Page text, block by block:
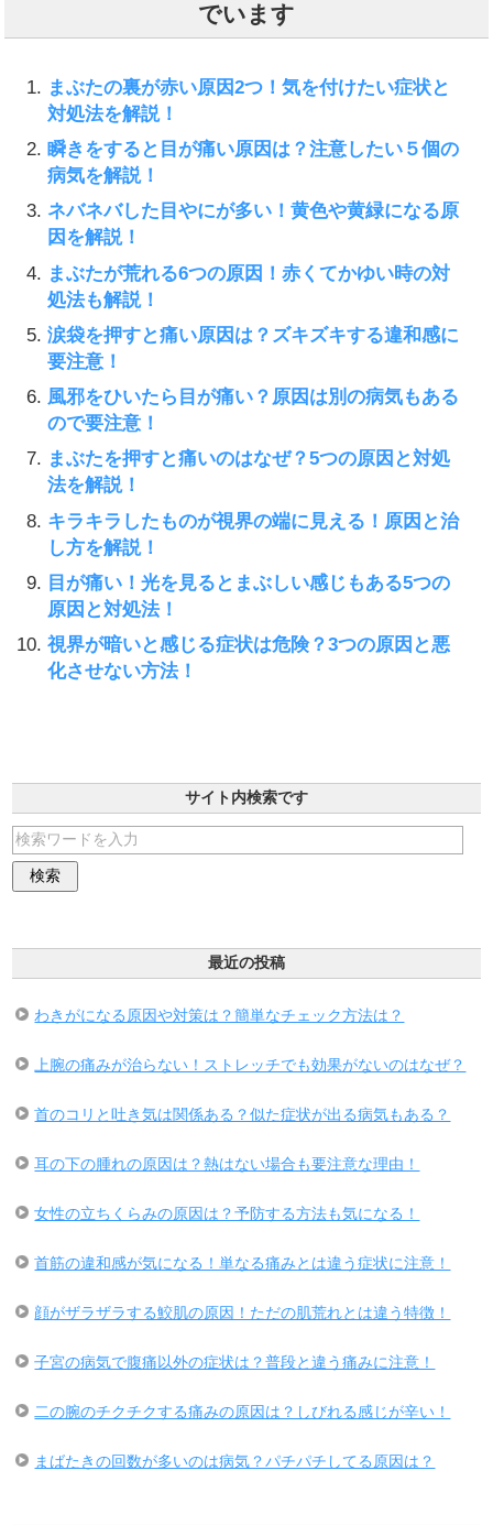
でいます
まぶたの裏が赤い原因2つ！気を付けたい症状と
対処法を解説！
瞬きをすると目が痛い原因は？注意したい５個の
病気を解説！
ネバネバした目やにが多い！黄色や黄緑になる原
因を解説！
まぶたが荒れる6つの原因！赤くてかゆい時の対
処法も解説！
涙袋を押すと痛い原因は？ズキズキする違和感に
要注意！
風邪をひいたら目が痛い？原因は別の病気もある
ので要注意！
まぶたを押すと痛いのはなぜ？5つの原因と対処
法を解説！
キラキラしたものが視界の端に見える！原因と治
し方を解説！
目が痛い！光を見るとまぶしい感じもある5つの
原因と対処法！
視界が暗いと感じる症状は危険？3つの原因と悪
化させない方法！
サイト内検索です
最近の投稿
わきがになる原因や対策は？簡単なチェック方法は？
上腕の痛みが治らない！ストレッチでも効果がないのはなぜ？
首のコリと吐き気は関係ある？似た症状が出る病気もある？
耳の下の腫れの原因は？熱はない場合も要注意な理由！
女性の立ちくらみの原因は？予防する方法も気になる！
首筋の違和感が気になる！単なる痛みとは違う症状に注意！
顔がザラザラする鮫肌の原因！ただの肌荒れとは違う特徴！
子宮の病気で腹痛以外の症状は？普段と違う痛みに注意！
二の腕のチクチクする痛みの原因は？しびれる感じが辛い！
まばたきの回数が多いのは病気？パチパチしてる原因は？